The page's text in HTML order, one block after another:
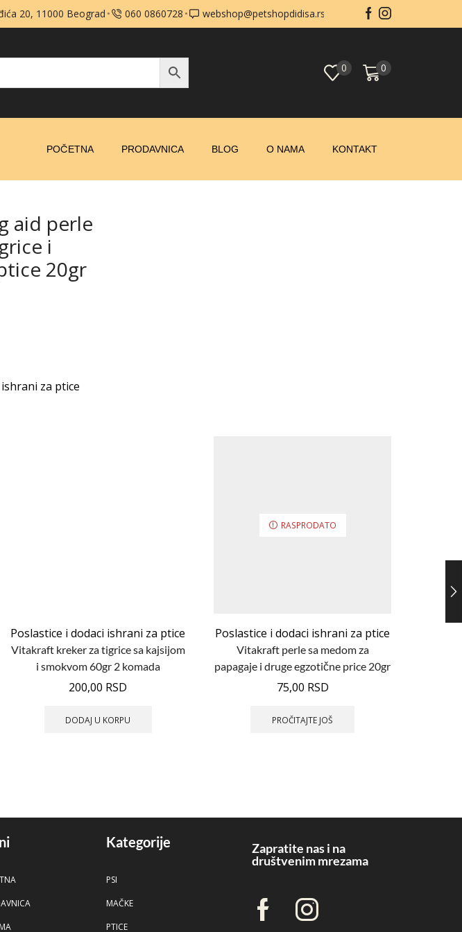
20, 11000 Beograd 060 0860728 webshop@petshopdidisa.rs
0 0
POČETNA PRODAVNICA BLOG O NAMA KONTAKT
aid perle
i
20gr
za ptice
Poslastice i dodaci ishrani za ptice
Vitakraft kreker za tigrice sa kajsijom
i smokvom 60gr 2 komada
200,00 RSD
DODAJ U KORPU
RASPRODATO
Poslastice i dodaci ishrani za ptice
Vitakraft perle sa medom za
papagaje i druge egzotične price 20gr
75,00 RSD
PROČITAJTE JOŠ
Kategorije
PSI
MAČKE
PTICE
Zapratite nas i na
društvenim mrezama